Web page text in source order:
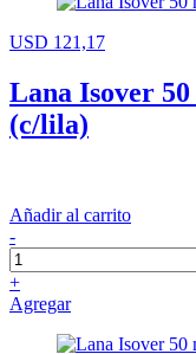
USD 121,17
Lana Isover
(c/lila)
Añadir al carrito
-
+
Agregar